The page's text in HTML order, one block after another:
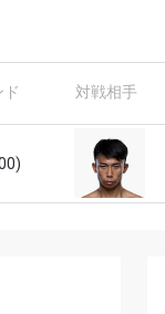
ド 対戦相手
大会
ハイライト
最高の席をゲ